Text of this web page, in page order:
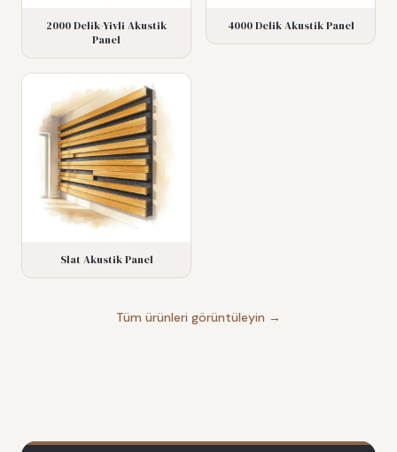
2000 Delik-Yivli Akustik
Panel
4000 Delik Akustik Panel
Slat Akustik Panel
Tüm ürünleri görüntüleyin →